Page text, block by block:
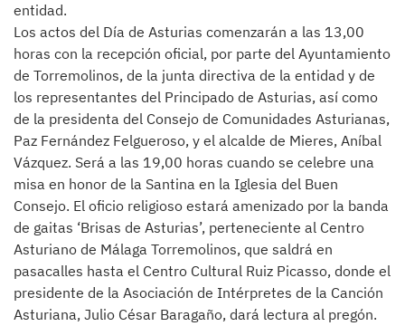
entidad.
Los actos del Día de Asturias comenzarán a las 13,00
horas con la recepción oficial, por parte del Ayuntamiento
de Torremolinos, de la junta directiva de la entidad y de
los representantes del Principado de Asturias, así como
de la presidenta del Consejo de Comunidades Asturianas,
Paz Fernández Felgueroso, y el alcalde de Mieres, Aníbal
Vázquez. Será a las 19,00 horas cuando se celebre una
misa en honor de la Santina en la Iglesia del Buen
Consejo. El oficio religioso estará amenizado por la banda
de gaitas ‘Brisas de Asturias’, perteneciente al Centro
Asturiano de Málaga Torremolinos, que saldrá en
pasacalles hasta el Centro Cultural Ruiz Picasso, donde el
presidente de la Asociación de Intérpretes de la Canción
Asturiana, Julio César Baragaño, dará lectura al pregón.